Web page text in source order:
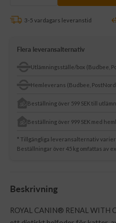
3-5 vardagars leveranstid
Flera leveransalternativ
Utlämningsställe/box (Budbee,
Hemleverans (Budbee,
Beställning över 599 SEK till
Beställning över 999 SEK med
* Tillgängliga leveransalternativ
Beställningar över 45 kg omfattas av
Beskrivning
ROYAL CANIN® RENAL WITH